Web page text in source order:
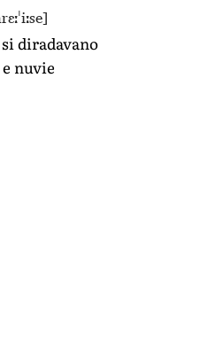
diradavano
nuvie